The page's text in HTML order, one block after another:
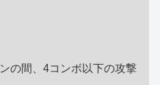
の間、4コンボ以下の攻撃